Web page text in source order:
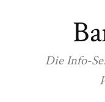
Die Info-